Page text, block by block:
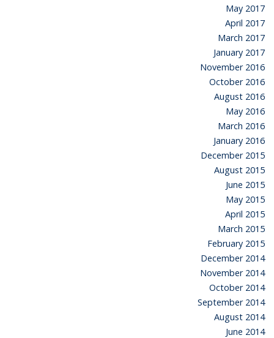
May 2017
April 2017
March 2017
January 2017
November 2016
October 2016
August 2016
May 2016
March 2016
January 2016
December 2015
August 2015
June 2015
May 2015
April 2015
March 2015
February 2015
December 2014
November 2014
October 2014
September 2014
August 2014
June 2014